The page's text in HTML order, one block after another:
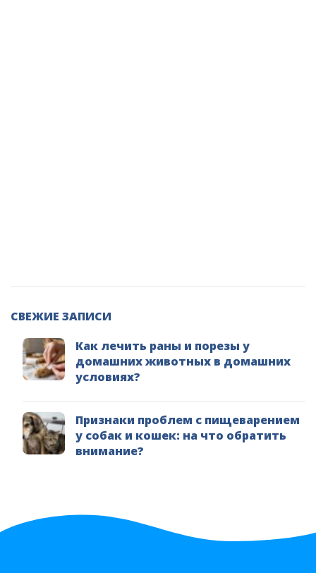
СВЕЖИЕ ЗАПИСИ
Как лечить раны и порезы у
домашних животных в домашних
условиях?
Признаки проблем с пищеварением
у собак и кошек: на что обратить
внимание?